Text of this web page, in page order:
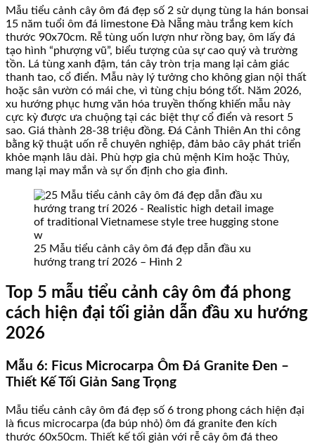
Mẫu tiểu cảnh cây ôm đá đẹp số 2 sử dụng tùng la hán bonsai
15 năm tuổi ôm đá limestone Đà Nẵng màu trắng kem kích
thước 90x70cm. Rễ tùng uốn lượn như rồng bay, ôm lấy đá
tạo hình “phượng vũ”, biểu tượng của sự cao quý và trường
tồn. Lá tùng xanh đậm, tán cây tròn trịa mang lại cảm giác
thanh tao, cổ điển. Mẫu này lý tưởng cho không gian nội thất
hoặc sân vườn có mái che, vì tùng chịu bóng tốt. Năm 2026,
xu hướng phục hưng văn hóa truyền thống khiến mẫu này
cực kỳ được ưa chuộng tại các biệt thự cổ điển và resort 5
sao. Giá thành 28-38 triệu đồng. Đá Cảnh Thiên An thi công
bằng kỹ thuật uốn rễ chuyên nghiệp, đảm bảo cây phát triển
khỏe mạnh lâu dài. Phù hợp gia chủ mệnh Kim hoặc Thủy,
mang lại may mắn và sự ổn định cho gia đình.
25 Mẫu tiểu cảnh cây ôm đá đẹp dẫn đầu xu
hướng trang trí 2026 – Hình 2
Top 5 mẫu tiểu cảnh cây ôm đá phong
cách hiện đại tối giản dẫn đầu xu hướng
2026
Mẫu 6: Ficus Microcarpa Ôm Đá Granite Đen –
Thiết Kế Tối Giản Sang Trọng
Mẫu tiểu cảnh cây ôm đá đẹp số 6 trong phong cách hiện đại
là ficus microcarpa (đa búp nhỏ) ôm đá granite đen kích
thước 60x50cm. Thiết kế tối giản với rễ cây ôm đá theo